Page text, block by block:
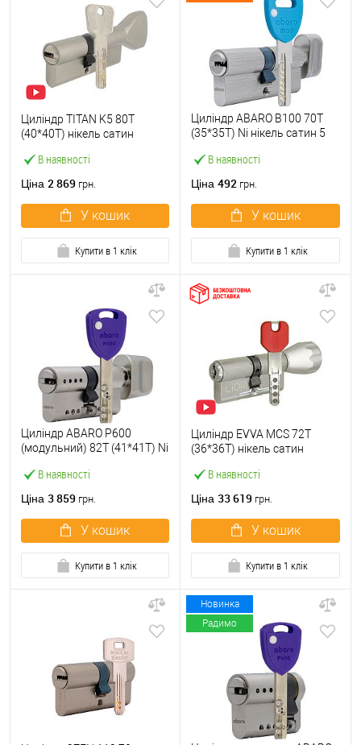
В наявності
Циліндр TITAN K5 80T
(40*40T) нікель сатин
Ціна 2 869 грн.
У кошик
Купити в 1 клік
В наявності
Циліндр ABARO B100 70T
(35*35T) Ni нікель сатин 5
Ціна 492 грн.
У кошик
Купити в 1 клік
В наявності
Циліндр ABARO P600
(модульний) 82T (41*41T) Ni
Ціна 3 859 грн.
У кошик
Купити в 1 клік
В наявності
Циліндр EVVA MCS 72T
(36*36T) нікель сатин
Ціна 33 619 грн.
У кошик
Купити в 1 клік
Новинка
Радимо